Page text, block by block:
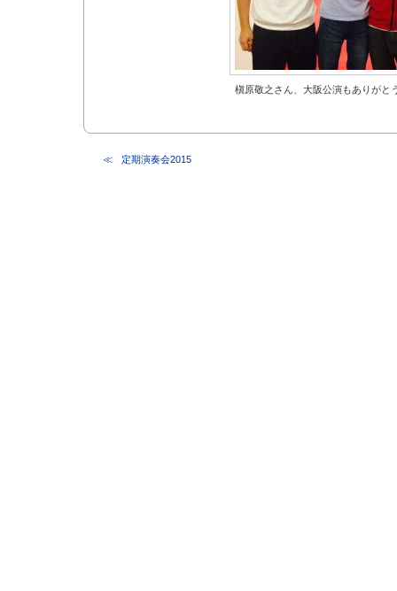
槇原敬之さん、大阪公演もありがと
定期演奏会2015